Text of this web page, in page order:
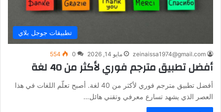
تطبيقات جوجل بلاي
zeinaissa1974@gmail.com مايو 14, 2026 0
554
أفضل تطبيق مترجم فوري لأكثر من 40 لغة
أفضل تطبيق مترجم فوري لأكثر من 40 لغة. أصبح تعلّم اللغات في هذا
العصر الذي يشهد تسارع معرفي وتقني هائل…